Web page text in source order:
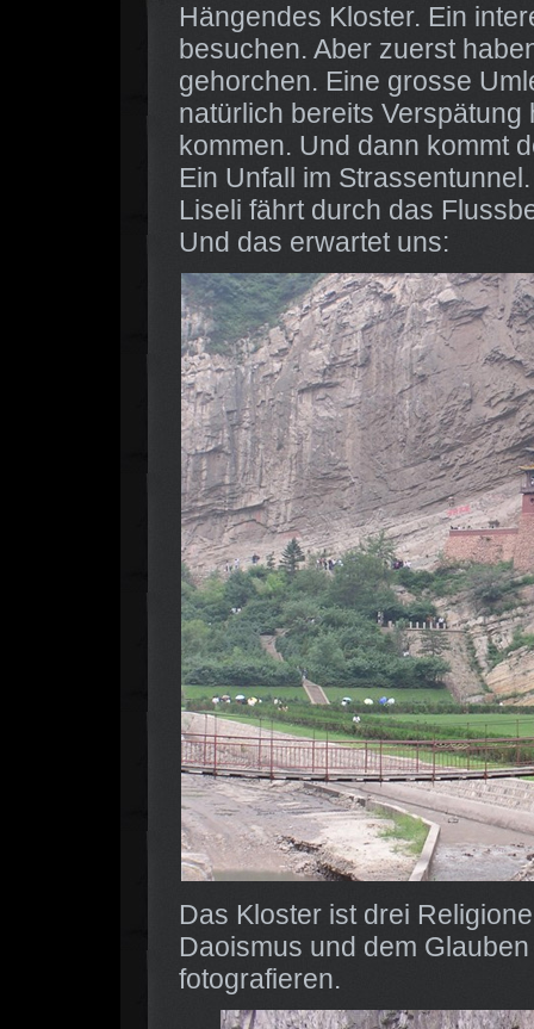
Hängendes Kloster. Ein
besuchen. Aber zuerst
gehorchen. Eine grosse
natürlich bereits
kommen. Und dann kommt
Ein Unfall im
Liseli fährt durch das
Und das erwartet uns:
Das Kloster ist drei
Daoismus und dem
fotografieren.